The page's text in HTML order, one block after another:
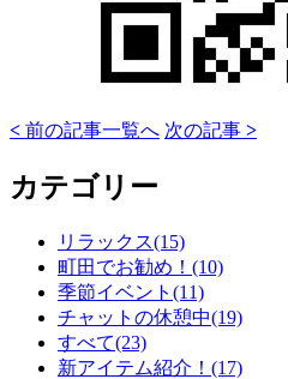
< 前の記事一覧へ 次の記事 >
カテゴリー
リラックス(15)
町田でお勧め！(10)
季節イベント(11)
チャットの休憩中(19)
すべて(23)
新アイテム紹介！(17)